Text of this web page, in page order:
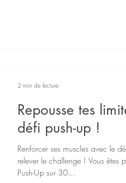
Repousse tes
défi push-up !
Renforcer ses muscles avec le
relever le challenge ! Vous êtes
Push-Up sur 30...
2 min de lecture